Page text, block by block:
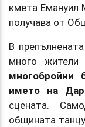
кмета Емануил
получава от
В
много
многобройни
името на
сцената.
общината